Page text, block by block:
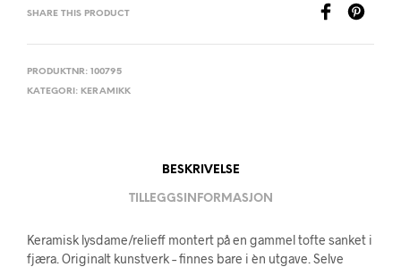
SHARE THIS PRODUCT
PRODUKTNR: 100795
KATEGORI: KERAMIKK
BESKRIVELSE
TILLEGGSINFORMASJON
Keramisk lysdame/relieff montert på en gammel tofte sanket i
fjæra. Originalt kunstverk – finnes bare i èn utgave. Selve